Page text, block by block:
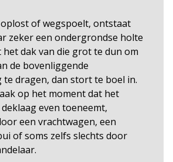
of wegspoelt, ontstaat
zeker een ondergrondse holte
dak van die grot te dun om
de bovenliggende
te dragen, dan stort te boel in.
op het moment dat het
even toeneemt,
een vrachtwagen, een
of soms zelfs slechts door